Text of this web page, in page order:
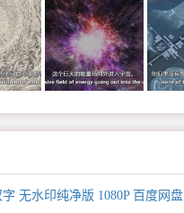
无水印纯净版 1080P 百度网盘